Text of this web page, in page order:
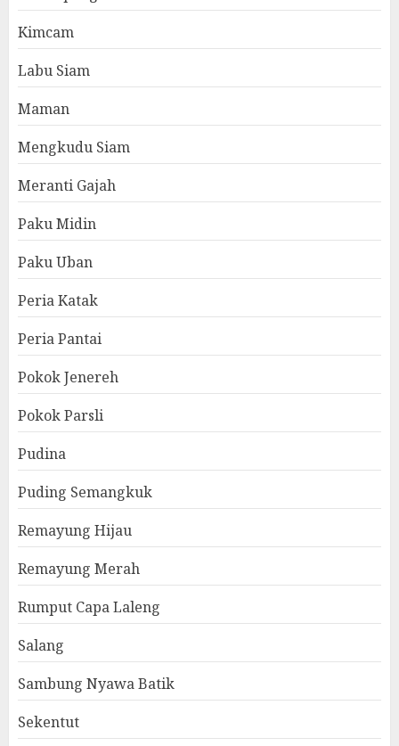
Kimcam
Labu Siam
Maman
Mengkudu Siam
Meranti Gajah
Paku Midin
Paku Uban
Peria Katak
Peria Pantai
Pokok Jenereh
Pokok Parsli
Pudina
Puding Semangkuk
Remayung Hijau
Remayung Merah
Rumput Capa Laleng
Salang
Sambung Nyawa Batik
Sekentut